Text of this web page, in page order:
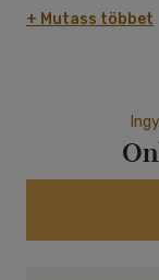
mottója:
majdnem
+ Mutass többet